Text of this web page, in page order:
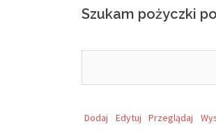
Szukam pożyczki
Dodaj Edytuj Przeglądaj